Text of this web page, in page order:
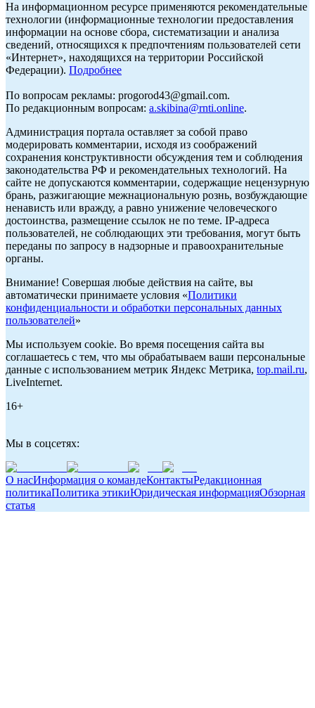
На информационном ресурсе применяются рекомендательные
технологии (информационные технологии предоставления
информации на основе сбора, систематизации и анализа
сведений, относящихся к предпочтениям пользователей сети
«Интернет», находящихся на территории Российской
Федерации). Подробнее
По вопросам рекламы: progorod43@gmail.com.
По редакционным вопросам: a.skibina@rnti.online.
Администрация портала оставляет за собой право
модерировать комментарии, исходя из соображений
сохранения конструктивности обсуждения тем и соблюдения
законодательства РФ и рекомендательных технологий. На
сайте не допускаются комментарии, содержащие нецензурную
брань, разжигающие межнациональную рознь, возбуждающие
ненависть или вражду, а равно унижение человеческого
достоинства, размещение ссылок не по теме. IP-адреса
пользователей, не соблюдающих эти требования, могут быть
переданы по запросу в надзорные и правоохранительные
органы.
Внимание! Совершая любые действия на сайте, вы
автоматически принимаете условия «Политики
конфиденциальности и обработки персональных данных
пользователей»
Мы используем cookie. Во время посещения сайта вы
соглашаетесь с тем, что мы обрабатываем ваши персональные
данные с использованием метрик Яндекс Метрика, top.mail.ru,
LiveInternet.
16+
Мы в соцсетях:
О насИнформация о командеКонтактыРедакционная
политикаПолитика этикиЮридическая информацияОбзорная
статья